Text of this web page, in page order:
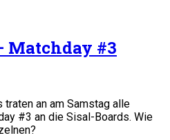
Matchday #3
traten an am Samstag alle
#3 an die Sisal-Boards. Wie